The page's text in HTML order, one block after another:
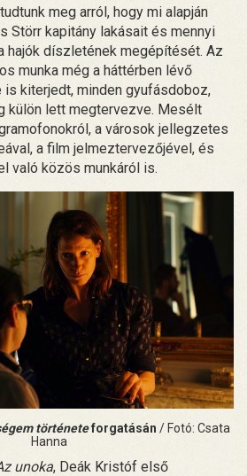
meg arról, hogy mi alapján
Störr kapitány lakásait és mennyi
hajók díszletének megépítését. Az
munka még a háttérben lévő
kiterjedt, minden gyufásdoboz,
külön lett megtervezve. Mesélt
a városok jellegzetes
a film jelmeztervezőjével, és
való közös munkáról is.
történeteforgatásán / Fotó: Csata
Hanna
unoka, Deák Kristóf első